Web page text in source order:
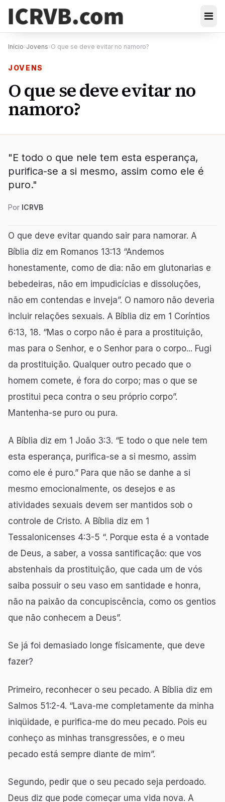
Início›Jovens›O que se deve evitar no namoro?
JOVENS
O que se deve evitar no
namoro?
"E todo o que nele tem esta esperança,
purifica-se a si mesmo, assim como ele é
puro."
Por ICRVB
O que deve evitar quando sair para namorar. A
Bíblia diz em Romanos 13:13 “Andemos
honestamente, como de dia: não em glutonarias e
bebedeiras, não em impudicícias e dissoluções,
não em contendas e inveja”. O namoro não deveria
incluir relações sexuais. A Bíblia diz em 1 Coríntios
6:13, 18. “Mas o corpo não é para a prostituição,
mas para o Senhor, e o Senhor para o corpo... Fugi
da prostituição. Qualquer outro pecado que o
homem comete, é fora do corpo; mas o que se
prostitui peca contra o seu próprio corpo”.
Mantenha-se puro ou pura.
A Bíblia diz em 1 João 3:3. “E todo o que nele tem
esta esperança, purifica-se a si mesmo, assim
como ele é puro.” Para que não se danhe a si
mesmo emocionalmente, os desejos e as
atividades sexuais devem ser mantidos sob o
controle de Cristo. A Bíblia diz em 1
Tessalonicenses 4:3-5 “. Porque esta é a vontade
de Deus, a saber, a vossa santificação: que vos
abstenhais da prostituição, que cada um de vós
saiba possuir o seu vaso em santidade e honra,
não na paixão da concupiscência, como os gentios
que não conhecem a Deus”.
Se já foi demasiado longe físicamente, que deve
fazer?
Primeiro, reconhecer o seu pecado. A Bíblia diz em
Salmos 51:2-4. “Lava-me completamente da minha
iniqüidade, e purifica-me do meu pecado. Pois eu
conheço as minhas transgressões, e o meu
pecado está sempre diante de mim”.
Segundo, pedir que o seu pecado seja perdoado.
Deus diz que pode começar uma vida nova. A